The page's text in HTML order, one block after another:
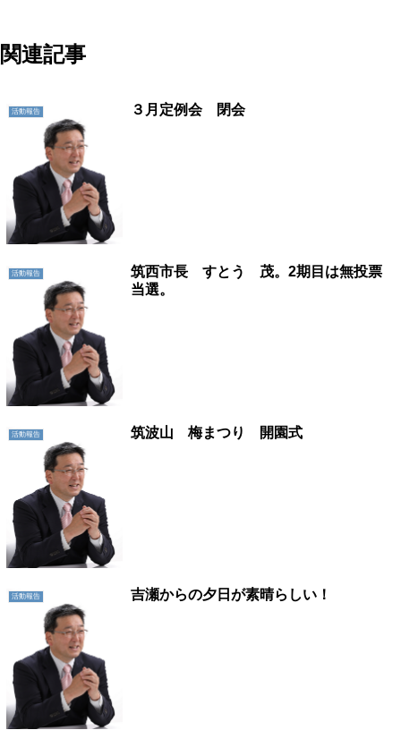
関連記事
活動報告 ３月定例会 閉会
活動報告
筑西市長 すとう 茂。2期目は無投票
当選。
活動報告 筑波山 梅まつり 開園式
活動報告 吉瀬からの夕日が素晴らしい！